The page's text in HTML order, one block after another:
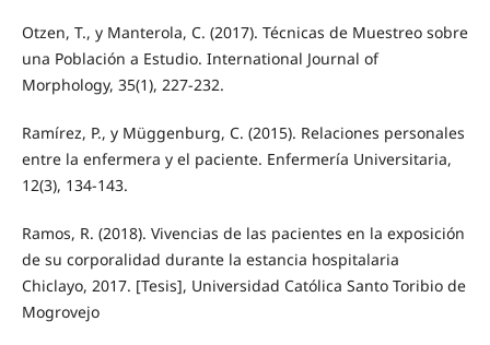
Otzen, T., y Manterola, C. (2017). Técnicas de Muestreo sobre
una Población a Estudio. International Journal of
Morphology, 35(1), 227-232.
Ramírez, P., y Müggenburg, C. (2015). Relaciones personales
entre la enfermera y el paciente. Enfermería Universitaria,
12(3), 134-143.
Ramos, R. (2018). Vivencias de las pacientes en la exposición
de su corporalidad durante la estancia hospitalaria
Chiclayo, 2017. [Tesis], Universidad Católica Santo Toribio de
Mogrovejo